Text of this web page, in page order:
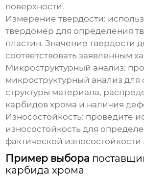
поверхности.
Измерение твердости:
твердомер для определения
пластин. Значение твердости
соответствовать заявленным
Микроструктурный анализ:
микроструктурный анализ для
структуры материала,
карбидов хрома и наличия
Износостойкость: проведите
износостойкость для
фактической износостойкости
Пример выбора
карбида хрома